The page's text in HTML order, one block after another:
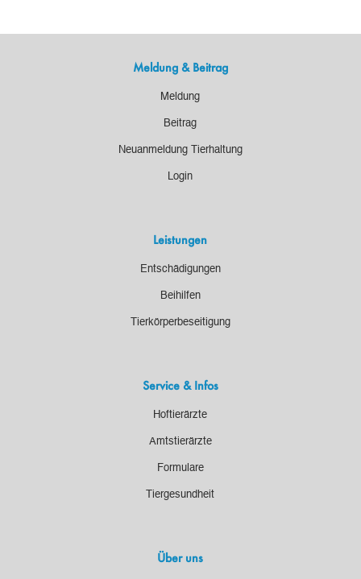
Meldung & Beitrag
Meldung
Beitrag
Neuanmeldung Tierhaltung
Login
Leistungen
Entschädigungen
Beihilfen
Tierkörperbeseitigung
Service & Infos
Hoftierärzte
Amtstierärzte
Formulare
Tiergesundheit
Über uns